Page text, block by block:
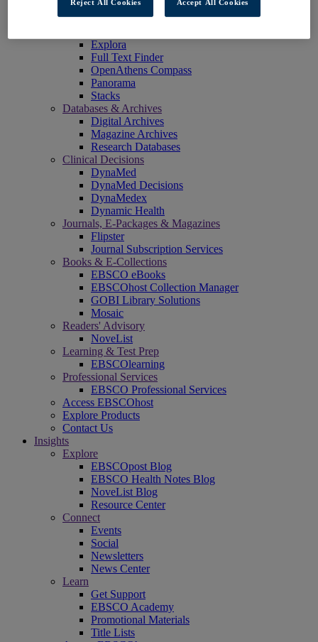
EBSCOadmin
EBSCOhost Research Platform
Explora
Full Text Finder
OpenAthens Compass
Panorama
Stacks
Databases & Archives
Digital Archives
Magazine Archives
Research Databases
Clinical Decisions
DynaMed
DynaMed Decisions
DynaMedex
Dynamic Health
Journals, E-Packages & Magazines
Flipster
Journal Subscription Services
Books & E-Collections
EBSCO eBooks
EBSCOhost Collection Manager
GOBI Library Solutions
Mosaic
Readers' Advisory
NoveList
Learning & Test Prep
EBSCOlearning
Professional Services
EBSCO Professional Services
Access EBSCOhost
Explore Products
Contact Us
Insights
Explore
EBSCOpost Blog
EBSCO Health Notes Blog
NoveList Blog
Resource Center
Connect
Events
Social
Newsletters
News Center
Learn
Get Support
EBSCO Academy
Promotional Materials
Title Lists
Reject All Cookies Accept All Cookies